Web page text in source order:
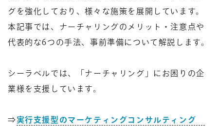
グを強化しており、様々な施策を展開しています。
本記事では、ナーチャリングのメリット・注意点や
代表的な6つの手法、事前準備について解説します。
シーラベルでは、「ナーチャリング」にお困りの企
業様を支援しています。
⇒実行支援型のマーケティングコンサルティング